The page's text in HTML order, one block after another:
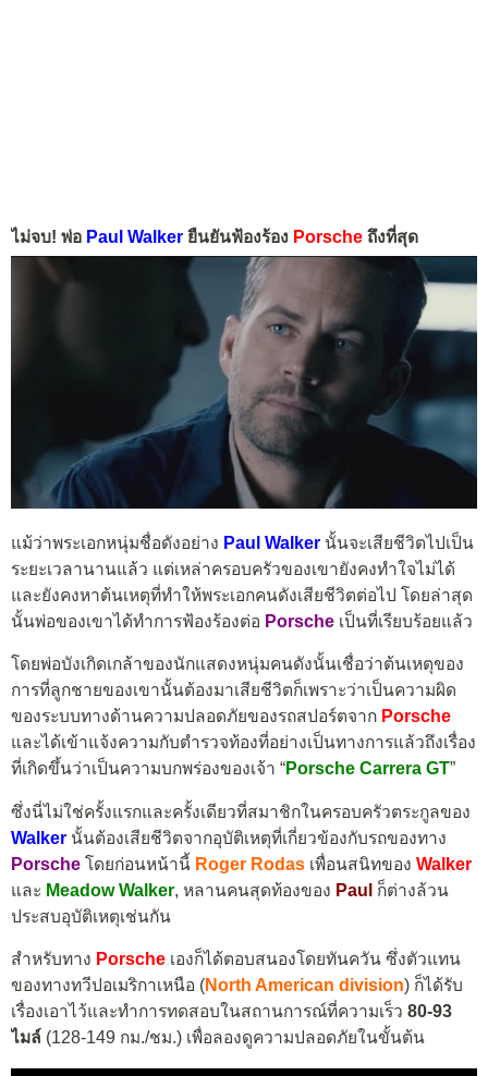
ไม่จบ! พ่อ Paul Walker ยืนยันฟ้องร้อง Porsche ถึงที่สุด
แม้ว่าพระเอกหนุ่มชื่อดังอย่าง Paul Walker นั้นจะเสียชีวิตไปเป็น
ระยะเวลานานแล้ว แต่เหล่าครอบครัวของเขายังคงทำใจไม่ได้
และยังคงหาต้นเหตุที่ทำให้พระเอกคนดังเสียชีวิตต่อไป โดยล่าสุด
นั้นพ่อของเขาได้ทำการฟ้องร้องต่อ Porsche เป็นที่เรียบร้อยแล้ว
โดยพ่อบังเกิดเกล้าของนักแสดงหนุ่มคนดังนั้นเชื่อว่าต้นเหตุของ
การที่ลูกชายของเขานั้นต้องมาเสียชีวิตก็เพราะว่าเป็นความผิด
ของระบบทางด้านความปลอดภัยของรถสปอร์ตจาก Porsche
และได้เข้าแจ้งความกับตำรวจท้องที่อย่างเป็นทางการแล้วถึงเรื่อง
ที่เกิดขึ้นว่าเป็นความบกพร่องของเจ้า “Porsche Carrera GT”
ซึ่งนี่ไม่ใช่ครั้งแรกและครั้งเดียวที่สมาชิกในครอบครัวตระกูลของ
Walker นั้นต้องเสียชีวิตจากอุบัติเหตุที่เกี่ยวข้องกับรถของทาง
Porsche โดยก่อนหน้านี้ Roger Rodas เพื่อนสนิทของ Walker
และ Meadow Walker, หลานคนสุดท้องของ Paul ก็ต่างล้วน
ประสบอุบัติเหตุเช่นกัน
สำหรับทาง Porsche เองก็ได้ตอบสนองโดยทันควัน ซึ่งตัวแทน
ของทางทวีปอเมริกาเหนือ (North American division) ก็ได้รับ
เรื่องเอาไว้และทำการทดสอบในสถานการณ์ที่ความเร็ว 80-93
ไมล์ (128-149 กม./ชม.) เพื่อลองดูความปลอดภัยในขั้นต้น